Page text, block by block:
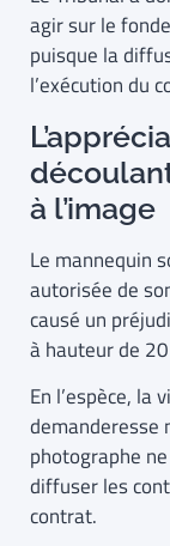
agir sur le
puisque la
l’exécution du
à l’image
Le mannequin
autorisée de
causé un
à hauteur de
En l’espèce, la
demanderesse
photographe
diffuser les
contrat.